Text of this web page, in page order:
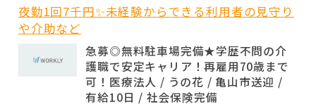
夜勤1回7千円✨未経験からできる利用者の見守り
や介助など
急募◎無料駐車場完備★学歴不問の介
護職で安定キャリア！再雇用70歳まで
可！医療法人 / うの花 / 亀山市送迎 /
有給10日 / 社会保険完備